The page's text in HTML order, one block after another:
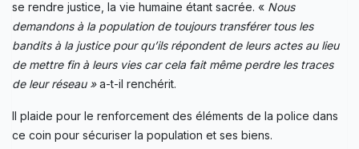
se rendre justice, la vie humaine étant sacrée. « Nous
demandons à la population de toujours transférer tous les
bandits à la justice pour qu’ils répondent de leurs actes au lieu
de mettre fin à leurs vies car cela fait même perdre les traces
de leur réseau »a-t-il renchérit.
Il plaide pour le renforcement des éléments de la police dans
ce coin pour sécuriser la population et ses biens.